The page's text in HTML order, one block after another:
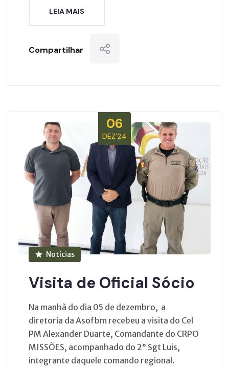
LEIA MAIS
Compartilhar
06
DEZ’24
Notícias
Visita de Oficial Sócio
Na manhã do dia 05 de dezembro, a
diretoria da Asofbm recebeu a visita do Cel
PM Alexander Duarte, Comandante do CRPO
MISSÕES, acompanhado do 2° Sgt Luis,
integrante daquele comando regional.